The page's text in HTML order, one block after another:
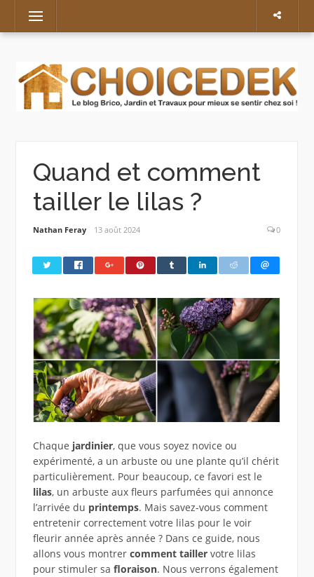
content
Menu
Quand et comment
tailler le lilas ?
Nathan Feray 13 août 2024 0
Chaque jardinier, que vous soyez novice ou
expérimenté, a un arbuste ou une plante qu’il chérit
particulièrement. Pour beaucoup, ce favori est le
lilas, un arbuste aux fleurs parfumées qui annonce
l’arrivée du printemps. Mais savez-vous comment
entretenir correctement votre lilas pour le voir
fleurir année après année ? Dans ce guide, nous
allons vous montrer comment taillervotre lilas
pour stimuler sa floraison. Nous verrons également